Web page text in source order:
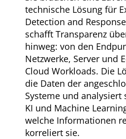
technische Lösung für
Detection and Response
schafft Transparenz
hinweg: von den
Netzwerke, Server und
Cloud Workloads. Die
die Daten der
Systeme und
KI und Machine
welche Informationen
korreliert sie.